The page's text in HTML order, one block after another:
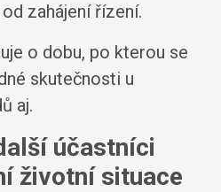
zahájení řízení.
o dobu, po kterou se
skutečnosti u
aj.
účastníci
životní situace